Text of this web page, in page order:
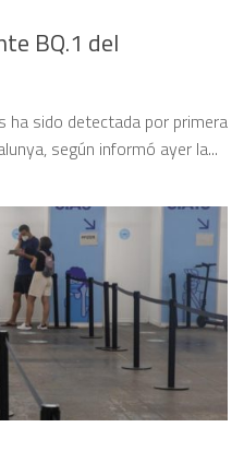
BQ.1 del
ha sido detectada por primera
según informó ayer la...